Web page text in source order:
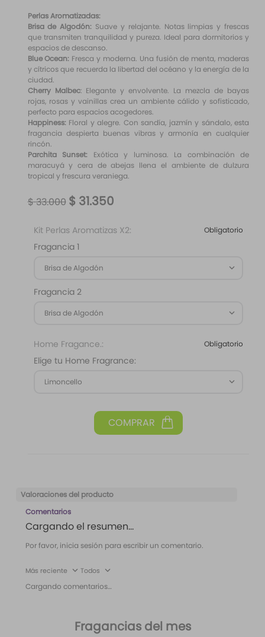
Perlas Aromatizadas:
Brisa de Algodón: Suave y relajante. Notas limpias y frescas
que transmiten tranquilidad y pureza. Ideal para dormitorios y
espacios de descanso.
Blue Ocean: Fresca y moderna. Una fusión de menta, maderas
y cítricos que recuerda la libertad del océano y la energía de la
ciudad.
Cherry Malbec: Elegante y envolvente. La mezcla de bayas
rojas, rosas y vainillas crea un ambiente cálido y sofisticado,
perfecto para espacios acogedores.
Happiness: Floral y alegre. Con sandía, jazmín y sándalo, esta
fragancia despierta buenas vibras y armonía en cualquier
rincón.
Parchita Sunset: Exótica y luminosa. La combinación de
maracuyá y cera de abejas llena el ambiente de dulzura
tropical y frescura veraniega.
$33.000 $ 31.350
Kit Perlas Aromatizas X2: Obligatorio
Fragancia 1
Brisa de Algodón
Fragancia 2
Brisa de Algodón
Home Fragance.: Obligatorio
Elige tu Home Fragrance:
Limoncello
Valoraciones del producto
Comentarios
Cargando el resumen…
Por favor, inicia sesión para escribir un comentario.
Más reciente Todos
Cargando comentarios…
Fragancias del mes